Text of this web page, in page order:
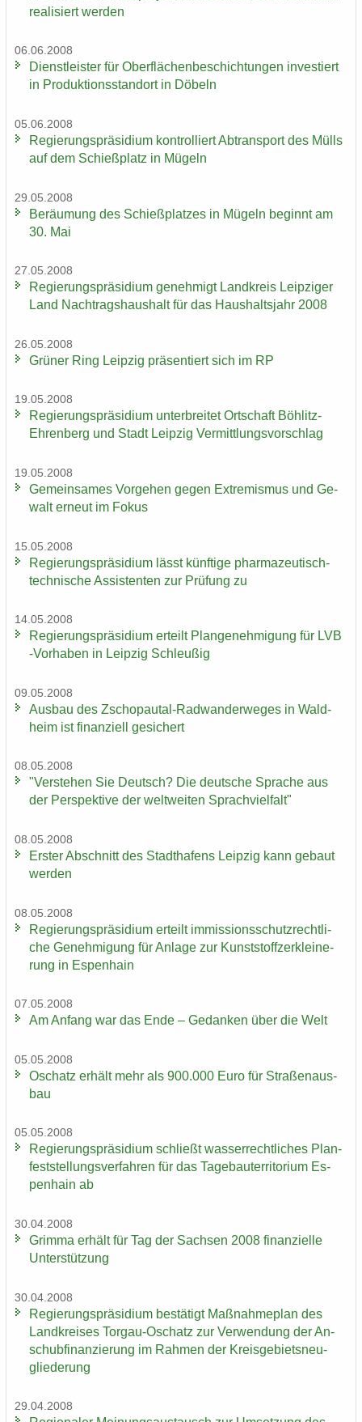
rea­li­siert wer­den
06.06.2008
Dienst­leis­ter für Ober­flä­chen­be­schich­tun­gen in­ves­tiert
in Pro­duk­ti­ons­stand­ort in Dö­beln
05.06.2008
Re­gie­rungs­prä­si­di­um kon­trol­liert Ab­trans­port des Mülls
auf dem Schieß­platz in Mü­geln
29.05.2008
Be­räu­mung des Schieß­plat­zes in Mü­geln be­ginnt am
30. Mai
27.05.2008
Re­gie­rungs­prä­si­di­um ge­neh­migt Land­kreis Leip­zi­ger
Land Nach­trags­haus­halt für das Haus­halts­jahr 2008
26.05.2008
Grü­ner Ring Leip­zig prä­sen­tiert sich im RP
19.05.2008
Re­gie­rungs­prä­si­di­um un­ter­brei­tet Ort­schaft Böhlitz-​
Ehrenberg und Stadt Leip­zig Ver­mitt­lungs­vor­schlag
19.05.2008
Ge­mein­sa­mes Vor­ge­hen gegen Ex­tre­mis­mus und Ge­
walt er­neut im Fokus
15.05.2008
Re­gie­rungs­prä­si­di­um lässt künf­ti­ge pharmazeutisch-​
technische As­sis­ten­ten zur Prü­fung zu
14.05.2008
Re­gie­rungs­prä­si­di­um er­teilt Plan­ge­neh­mi­gung für LVB
-​Vorhaben in Leip­zig Schleu­ßig
09.05.2008
Aus­bau des Zschopautal-​Radwanderweges in Wald­
heim ist fi­nan­zi­ell ge­si­chert
08.05.2008
"Ver­ste­hen Sie Deutsch? Die deut­sche Spra­che aus
der Per­spek­ti­ve der welt­wei­ten Sprach­viel­falt"
08.05.2008
Ers­ter Ab­schnitt des Stadt­ha­fens Leip­zig kann ge­baut
wer­den
08.05.2008
Re­gie­rungs­prä­si­di­um er­teilt im­mis­si­ons­schutz­recht­li­
che Ge­neh­mi­gung für An­la­ge zur Kunst­stoff­zer­klei­ne­
rung in Es­pen­hain
07.05.2008
Am An­fang war das Ende – Ge­dan­ken über die Welt
05.05.2008
Oschatz er­hält mehr als 900.000 Euro für Stra­ßen­aus­
bau
05.05.2008
Re­gie­rungs­prä­si­di­um schließt was­ser­recht­li­ches Plan­
fest­stel­lungs­ver­fah­ren für das Ta­ge­bau­ter­ri­to­ri­um Es­
pen­hain ab
30.04.2008
Grim­ma er­hält für Tag der Sach­sen 2008 fi­nan­zi­el­le
Un­ter­stüt­zung
30.04.2008
Re­gie­rungs­prä­si­di­um be­stä­tigt Maß­nah­me­plan des
Land­krei­ses Torgau-​Oschatz zur Ver­wen­dung der An­
schub­fi­nan­zie­rung im Rah­men der Kreis­ge­biets­neu­
glie­de­rung
29.04.2008